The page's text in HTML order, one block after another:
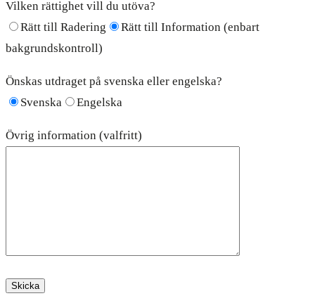
Vilken rättighet vill du utöva?
Rätt till Radering
Rätt till Information (enbart
bakgrundskontroll)
Önskas utdraget på svenska eller engelska?
Svenska
Engelska
Övrig information (valfritt)